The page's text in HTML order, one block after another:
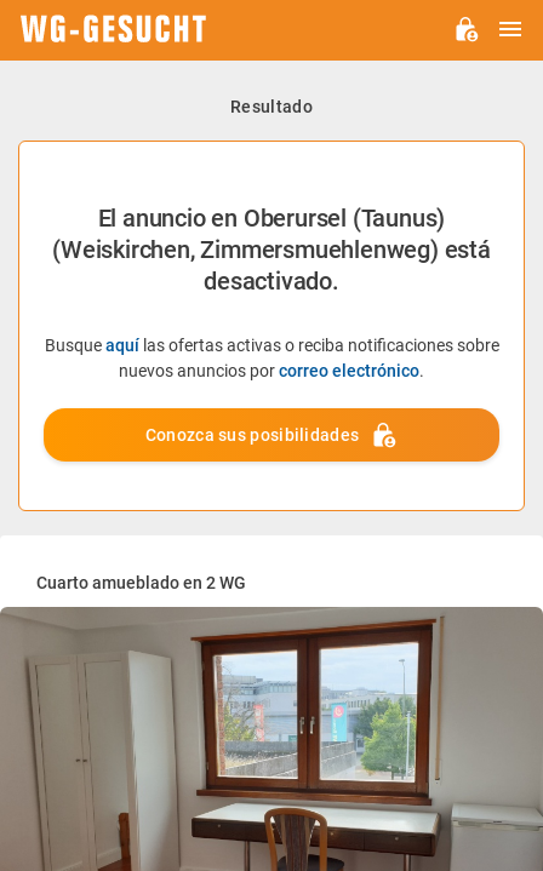
Resultado
El anuncio en Oberursel (Taunus)
(Weiskirchen, Zimmersmuehlenweg) está
desactivado.
Busqueaquílas ofertas activas o reciba notificaciones sobre
nuevos anuncios porcorreo electrónico.
Conozca sus posibilidades
Cuarto amueblado en 2 WG